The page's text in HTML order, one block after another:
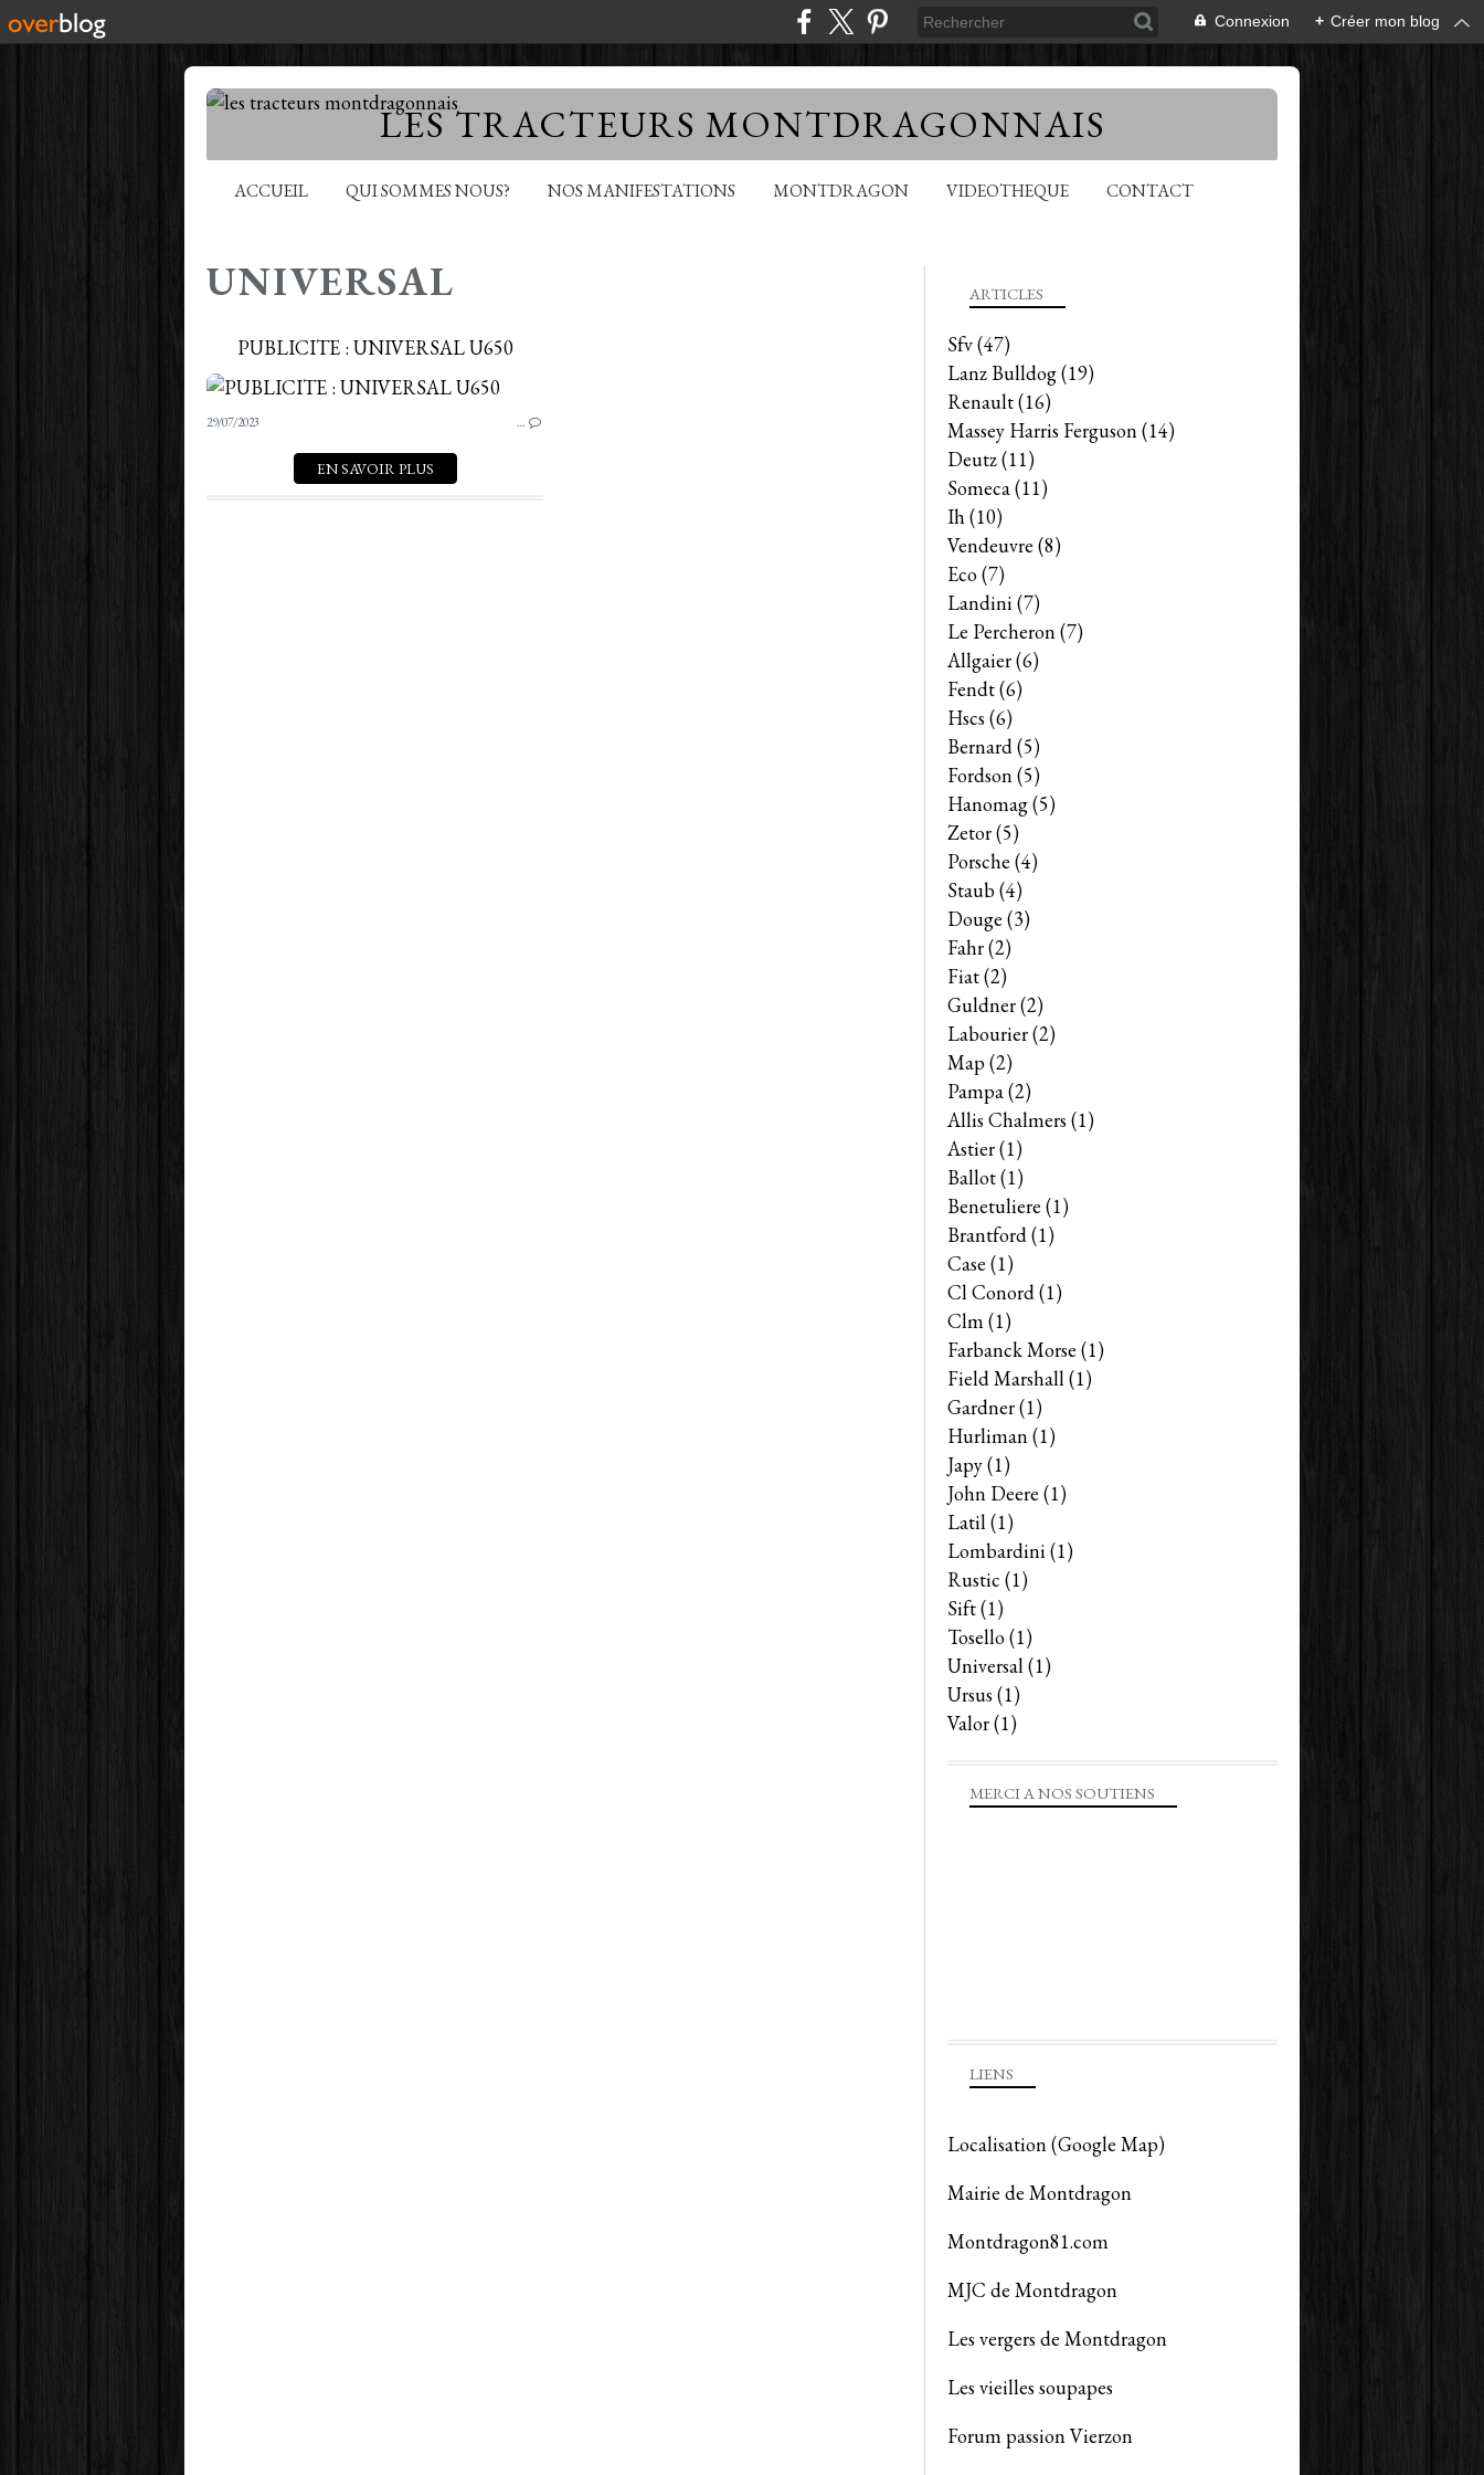
Connexion + Créer mon blog
LES TRACTEURS MONTDRAGONNAIS
ACCUEIL QUI SOMMES NOUS? NOS MANIFESTATIONS MONTDRAGON VIDEOTHEQUE CONTACT
UNIVERSAL
PUBLICITE : UNIVERSAL U650
29/07/2023 …
EN SAVOIR PLUS
ARTICLES
Sfv(47)
Lanz Bulldog(19)
Renault(16)
Massey Harris Ferguson(14)
Deutz(11)
Someca(11)
Ih(10)
Vendeuvre (8)
Eco(7)
Landini(7)
Le Percheron(7)
Allgaier(6)
Fendt(6)
Hscs (6)
Bernard(5)
Fordson(5)
Hanomag(5)
Zetor(5)
Porsche (4)
Staub(4)
Douge (3)
Fahr(2)
Fiat(2)
Guldner(2)
Labourier(2)
Map(2)
Pampa(2)
Allis Chalmers (1)
Astier(1)
Ballot(1)
Benetuliere (1)
Brantford(1)
Case (1)
Cl Conord(1)
Clm(1)
Farbanck Morse (1)
Field Marshall(1)
Gardner(1)
Hurliman(1)
Japy(1)
John Deere (1)
Latil(1)
Lombardini(1)
Rustic (1)
Sift(1)
Tosello(1)
Universal(1)
Ursus (1)
Valor(1)
LIENS
Localisation (Google Map)
Mairie de Montdragon
Montdragon81.com
MJC de Montdragon
Les vergers de Montdragon
Les vieilles soupapes
Forum passion Vierzon
MERCI A NOS SOUTIENS